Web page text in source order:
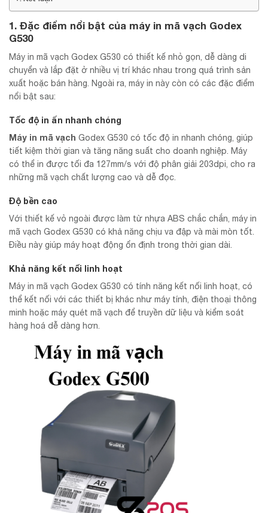
1. Đặc điểm nổi bật của máy in mã vạch Godex
G530
Máy in mã vạch Godex G530 có thiết kế nhỏ gọn, dễ dàng di
chuyển và lắp đặt ở nhiều vị trí khác nhau trong quá trình sản
xuất hoặc bán hàng. Ngoài ra, máy in này còn có các đặc điểm
nổi bật sau:
Tốc độ in ấn nhanh chóng
Máy in mã vạch Godex G530 có tốc độ in nhanh chóng, giúp
tiết kiệm thời gian và tăng năng suất cho doanh nghiệp. Máy
có thể in được tối đa 127mm/s với độ phân giải 203dpi, cho ra
những mã vạch chất lượng cao và dễ đọc.
Độ bền cao
Với thiết kế vỏ ngoài được làm từ nhựa ABS chắc chắn, máy in
mã vạch Godex G530 có khả năng chịu va đập và mài mòn tốt.
Điều này giúp máy hoạt động ổn định trong thời gian dài.
Khả năng kết nối linh hoạt
Máy in mã vạch Godex G530 có tính năng kết nối linh hoạt, có
thể kết nối với các thiết bị khác như máy tính, điện thoại thông
minh hoặc máy quét mã vạch để truyền dữ liệu và kiểm soát
hàng hoá dễ dàng hơn.